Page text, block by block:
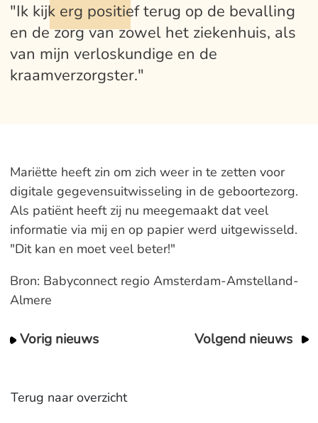
"Ik kijk erg positief terug op de bevalling
en de zorg van zowel het ziekenhuis, als
van mijn verloskundige en de
kraamverzorgster."
Mariëtte heeft zin om zich weer in te zetten voor
digitale gegevensuitwisseling in de geboortezorg.
Als patiënt heeft zij nu meegemaakt dat veel
informatie via mij en op papier werd uitgewisseld.
"Dit kan en moet veel beter!"
Bron: Babyconnect regio Amsterdam-Amstelland-
Almere
Vorig nieuws Volgend nieuws
Terug naar overzicht